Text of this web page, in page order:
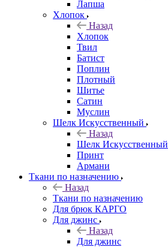
Лапша
Хлопок
Назад
Хлопок
Твил
Батист
Поплин
Плотный
Шитье
Сатин
Муслин
Шелк Искусственный
Назад
Шелк Искусственный
Принт
Армани
Ткани по назначению
Назад
Ткани по назначению
Для брюк КАРГО
Для джинс
Назад
Для джинс